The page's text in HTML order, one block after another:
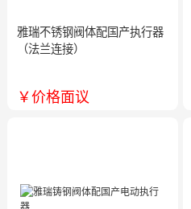
雅瑞不锈钢阀体配国产执行器
（法兰连接）
￥价格面议